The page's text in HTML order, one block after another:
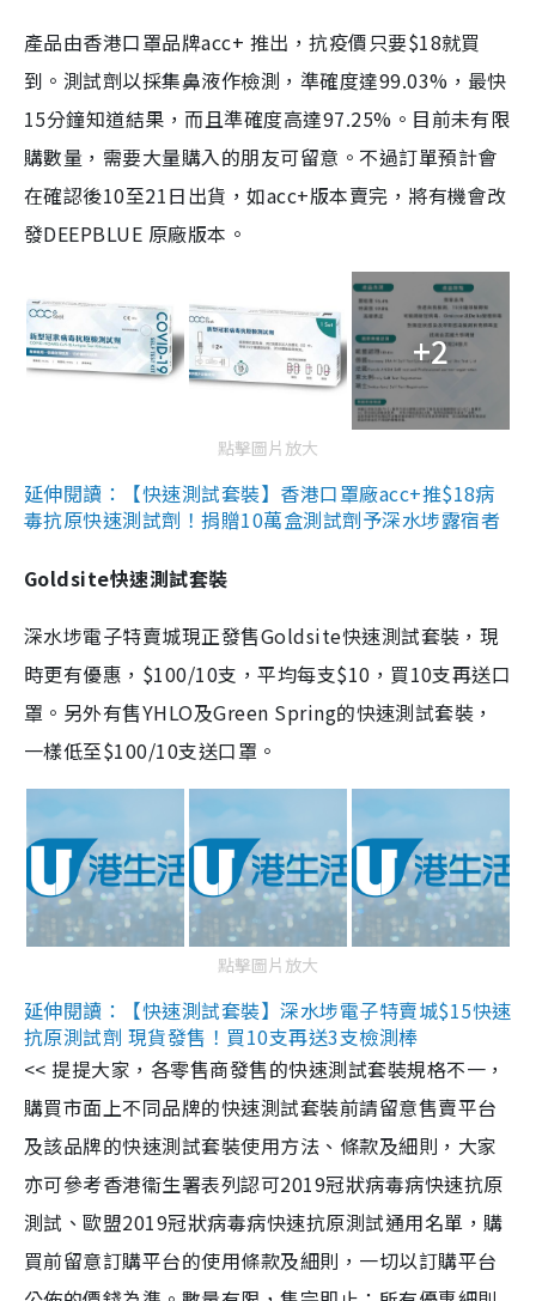
產品由香港口罩品牌acc+ 推出，抗疫價只要$18就買
到。測試劑以採集鼻液作檢測，準確度達99.03%，最快
15分鐘知道結果，而且準確度高達97.25%。目前未有限
購數量，需要大量購入的朋友可留意。不過訂單預計會
在確認後10至21日出貨，如acc+版本賣完，將有機會改
發DEEPBLUE 原廠版本。
+2
點擊圖片放大
延伸閱讀：【快速測試套裝】香港口罩廠acc+推$18病
毒抗原快速測試劑！捐贈10萬盒測試劑予深水埗露宿者
Goldsite快速測試套裝
深水埗電子特賣城現正發售Goldsite快速測試套裝，現
時更有優惠，$100/10支，平均每支$10，買10支再送口
罩。另外有售YHLO及Green Spring的快速測試套裝，
一樣低至$100/10支送口罩。
點擊圖片放大
延伸閱讀：【快速測試套裝】深水埗電子特賣城$15快速
抗原測試劑 現貨發售！買10支再送3支檢測棒
<< 提提大家，各零售商發售的快速測試套裝規格不一，
購買市面上不同品牌的快速測試套裝前請留意售賣平台
及該品牌的快速測試套裝使用方法、條款及細則，大家
亦可參考香港衞生署表列認可2019冠狀病毒病快速抗原
測試、歐盟2019冠狀病毒病快速抗原測試通用名單，購
買前留意訂購平台的使用條款及細則，一切以訂購平台